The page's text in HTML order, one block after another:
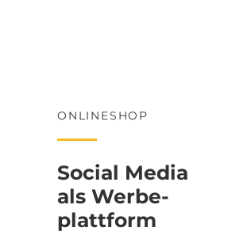
ONLINESHOP
Social Media
als Werbe­
plattform